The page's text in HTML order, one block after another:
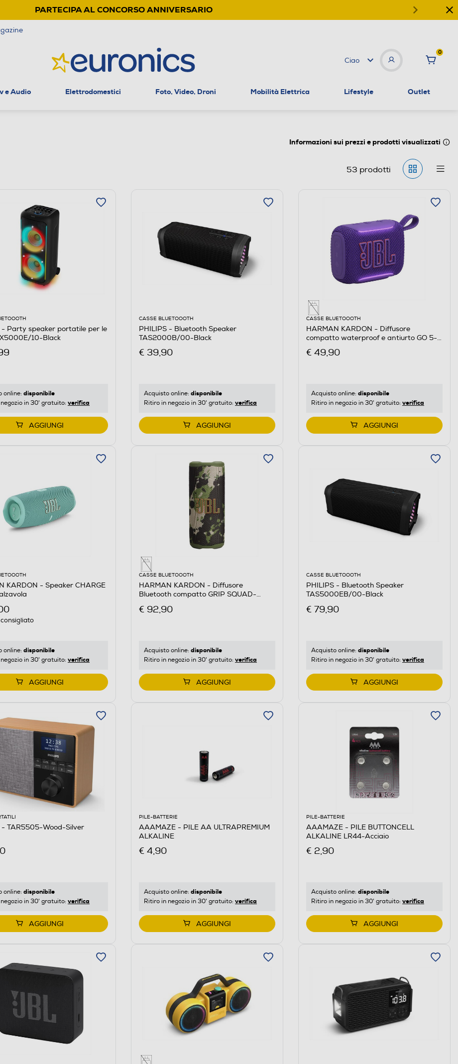
PARTECIPA AL CONCORSO ANNIVERSARIO
Ciao
0
e Audio Elettrodomestici Foto, Video, Droni Mobilità Elettrica Lifestyle Outlet
Informazioni sui prezzi e prodotti visualizzati
53 prodotti
- Party speaker portatile per le
10-Black
online: disponibile
in 30' gratuito: verifica
AGGIUNGI
CASSE BLUETOOOTH
PHILIPS - Bluetooth Speaker
TAS2000B/00-Black
€ 39,90
Acquisto online: disponibile
Ritiro in negozio in 30' gratuito: verifica
AGGIUNGI
CASSE BLUETOOOTH
HARMAN KARDON - Diffusore
compatto waterproof e antiurto GO 5-
€ 49,90
Acquisto online: disponibile
Ritiro in negozio in 30' gratuito: verifica
AGGIUNGI
KARDON - Speaker CHARGE
consigliato
online: disponibile
in 30' gratuito: verifica
AGGIUNGI
CASSE BLUETOOOTH
HARMAN KARDON - Diffusore
Bluetooth compatto GRIP SQUAD-
€ 92,90
Acquisto online: disponibile
Ritiro in negozio in 30' gratuito: verifica
AGGIUNGI
CASSE BLUETOOOTH
PHILIPS - Bluetooth Speaker
TAS5000EB/00-Black
€ 79,90
Acquisto online: disponibile
Ritiro in negozio in 30' gratuito: verifica
AGGIUNGI
- TAR5505-Wood-Silver
online: disponibile
in 30' gratuito: verifica
AGGIUNGI
PILE-BATTERIE
AAAMAZE - PILE AA ULTRAPREMIUM
ALKALINE
€ 4,90
Acquisto online: disponibile
Ritiro in negozio in 30' gratuito: verifica
AGGIUNGI
PILE-BATTERIE
AAAMAZE - PILE BUTTONCELL
ALKALINE LR44-Acciaio
€ 2,90
Acquisto online: disponibile
Ritiro in negozio in 30' gratuito: verifica
AGGIUNGI